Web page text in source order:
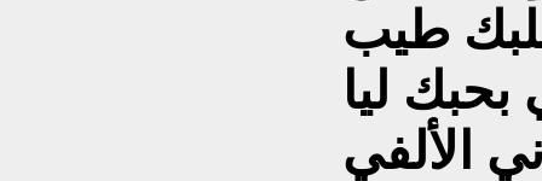
طيب
ليا
الألفي